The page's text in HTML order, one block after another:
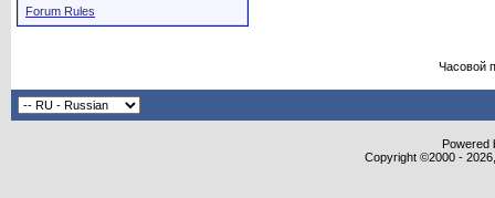
Forum Rules
Часовой
Powered
Copyright ©2000 -